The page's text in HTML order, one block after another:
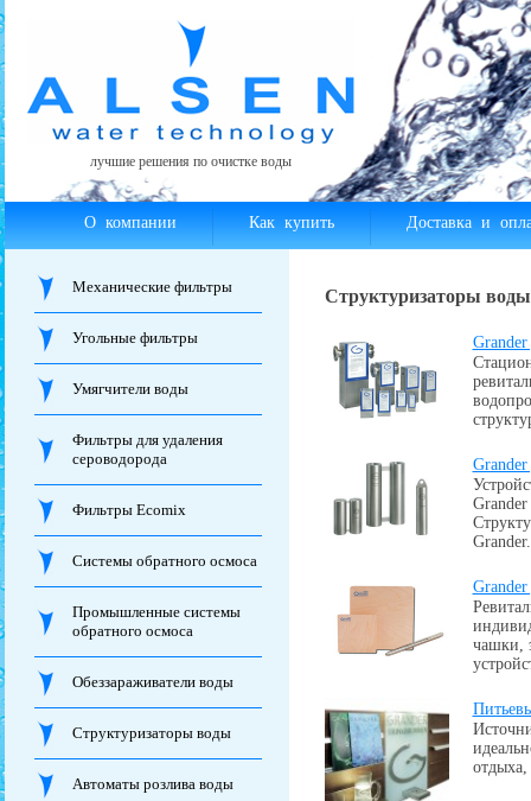
лучшие решения по очистке воды
О компании Как купить Доставка и
Механические фильтры
Угольные фильтры
Умягчители воды
Фильтры для удаления
сероводорода
Фильтры Ecomix
Системы обратного осмоса
Промышленные системы
обратного осмоса
Обеззараживатели воды
Структуризаторы воды
Автоматы розлива воды
Структуризаторы воды
Grander
Grander
Grander.
чашки,